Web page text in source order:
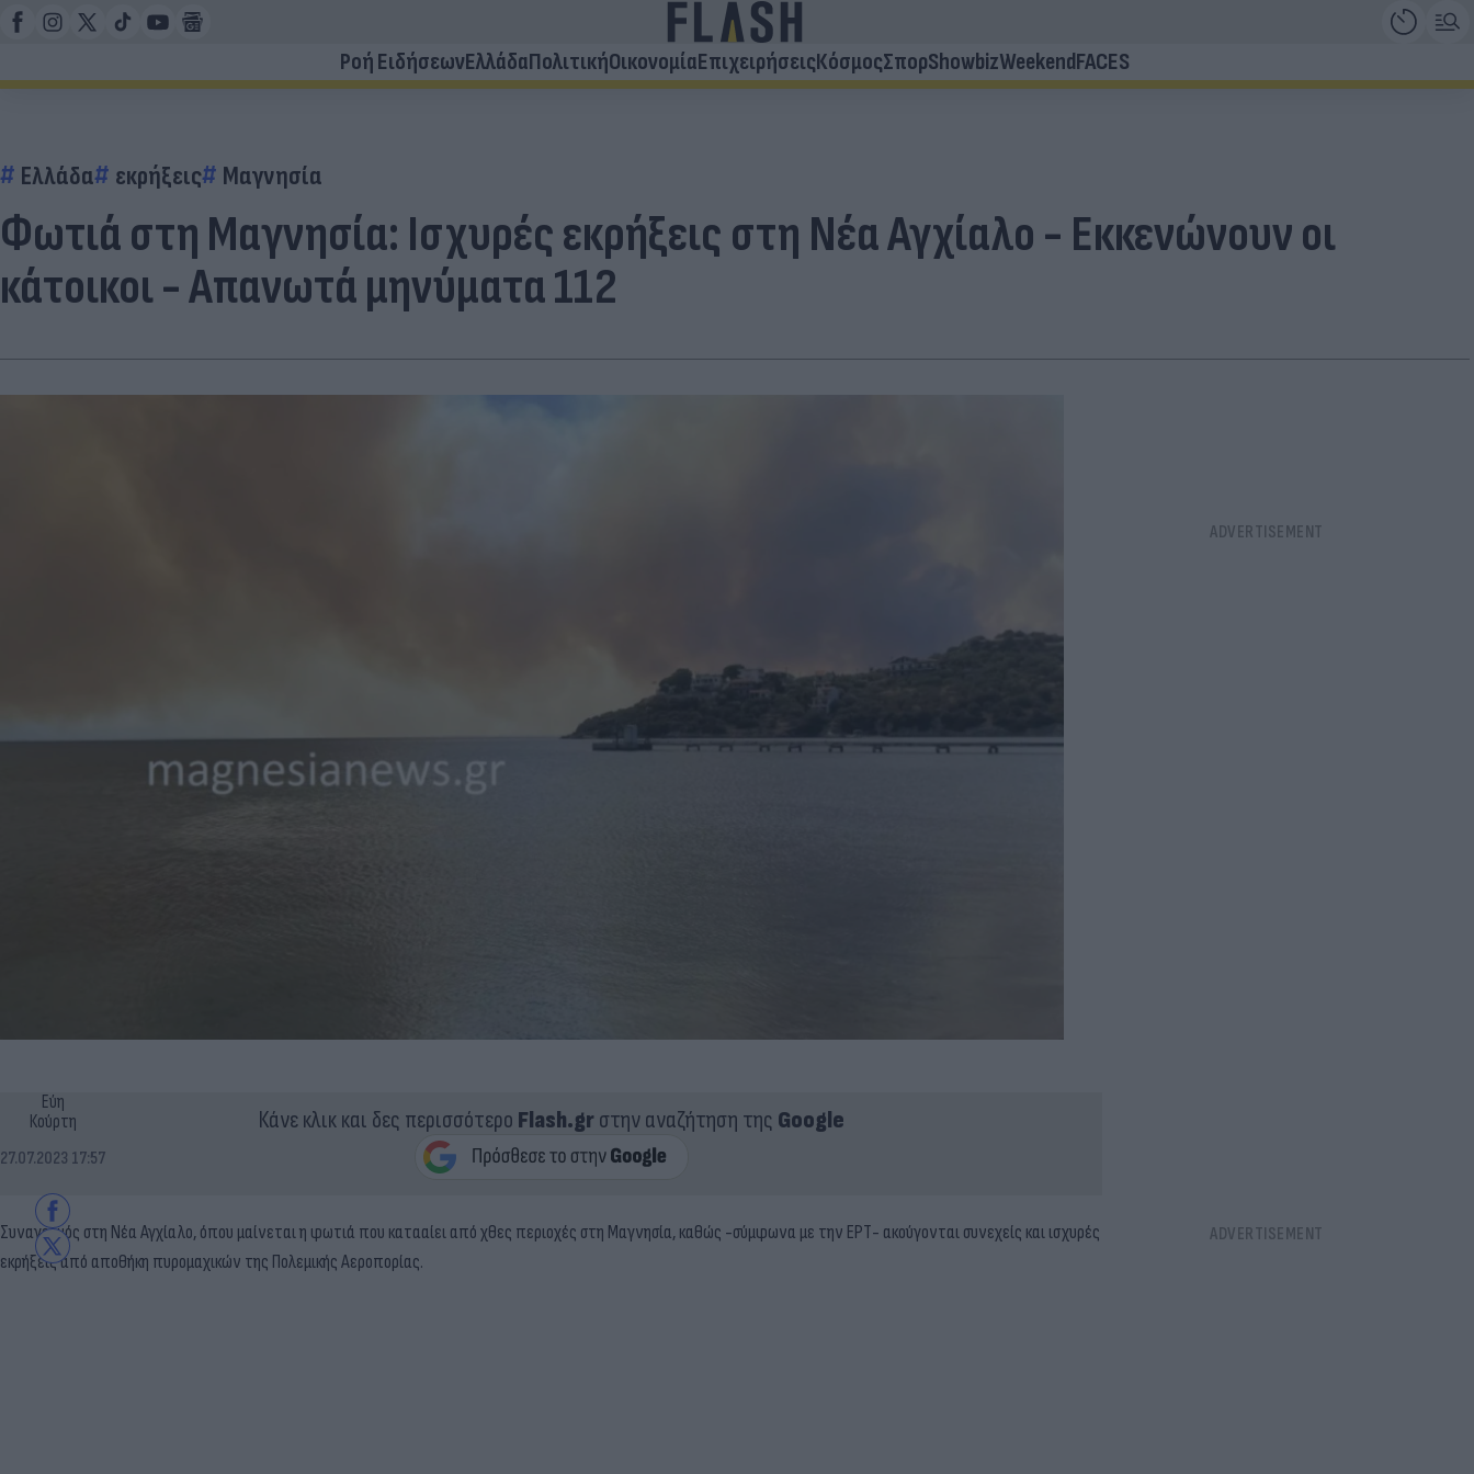
Ροή ΕιδήσεωνΕλλάδαΠολιτικήΟικονομίαΕπιχειρήσειςΚόσμοςΣπορShowbizWeekendFACES
Ελλάδα εκρήξεις Μαγνησία
Φωτιά στη Μαγνησία: Ισχυρές εκρήξεις στη Νέα Αγχίαλο - Εκκενώνουν οι
κάτοικοι - Απανωτά μηνύματα 112
Εύη
Κούρτη
27.07.2023 17:57
Κάνε κλικ και δες περισσότερο Flash.grστην αναζήτηση της Google
Συναγερμός στη Νέα Αγχίαλο, όπου μαίνεται η φωτιά που κατααίει από χθες περιοχές στη Μαγνησία, καθώς -σύμφωνα με την ΕΡΤ- ακούγονται συνεχείς και ισχυρές
εκρήξεις από αποθήκη πυρομαχικών της Πολεμικής Αεροπορίας.